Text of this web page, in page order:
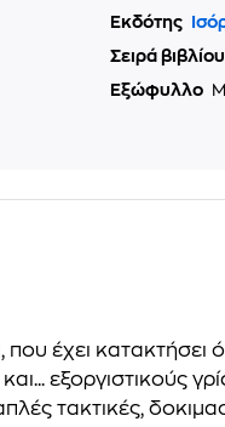
Εκδότης
Σειρά βιβλίου
Εξώφυλλο
που έχει
εξοργιστικούς
τακτικές,